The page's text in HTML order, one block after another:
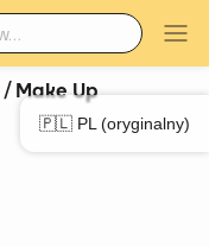
🇵🇱 PL (oryginalny)
/ Make Up